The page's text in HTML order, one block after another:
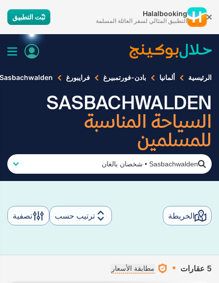
Halalbooking
التطبيق المثالي لسفر العائلة المسلمة ثبّت التطبيق
الرئيسية ألمانيا بادن-فورتمبيرغ فرايبورغ Sasbachwalden
SASBACHWALDEN
السياحة المناسبة
للمسلمين
Sasbachwalden
• شخصان بالغان
الخريطة ترتيب حسب تصفية
5 عقارات مطابقة الأسعار